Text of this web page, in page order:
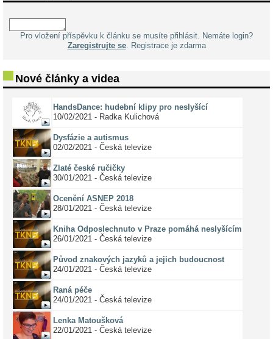
Pro vložení příspěvku k článku se musíte přihlásit. Nemáte login?
Zaregistrujte se. Registrace je zdarma
Nové články a videa
HandsDance: hudební klipy pro neslyšící
10/02/2021 - Radka Kulichová
Dysfázie a autismus
02/02/2021 - Česká televize
Zlaté české ručičky
30/01/2021 - Česká televize
Ocenění ASNEP 2018
28/01/2021 - Česká televize
Kniha Odposlechnuto v Praze pomáhá neslyšícím
26/01/2021 - Česká televize
Původ znakových jazyků a jejich budoucnost
24/01/2021 - Česká televize
Raná péče
24/01/2021 - Česká televize
Lenka Matoušková
22/01/2021 - Česká televize